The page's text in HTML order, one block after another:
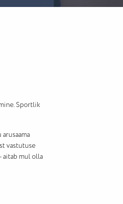
Sportlik
vastutuse
aitab mul olla